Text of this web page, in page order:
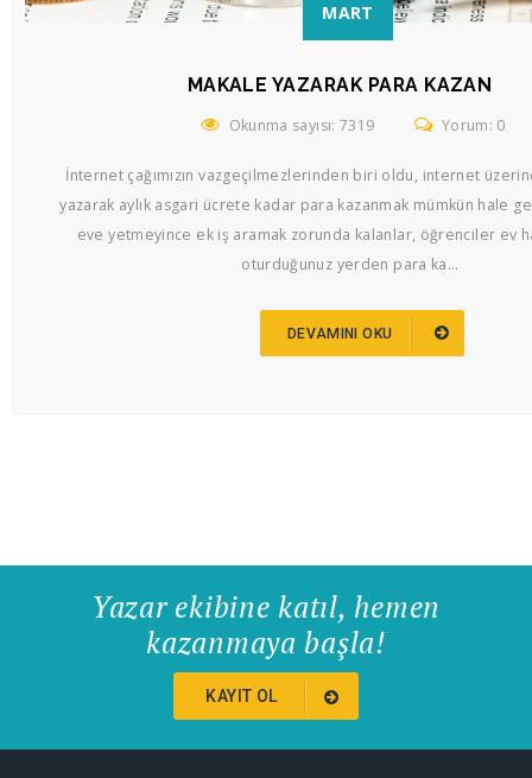
MART
MAKALE YAZARAK PARA KAZAN
Okunma sayısı: 7319 Yorum: 0
İnternet çağımızın vazgeçilmezlerinden biri oldu, internet
yazarak aylık asgari ücrete kadar para kazanmak mümkün hale
eve yetmeyince ek iş aramak zorunda kalanlar, öğrenciler ev
oturduğunuz yerden para ka...
DEVAMINI OKU
Yazar ekibine katıl, hemen
kazanmaya başla!
KAYIT OL